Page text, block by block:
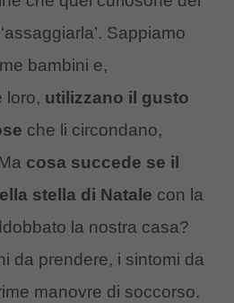
Sappiamo
bambini e,
loro, utilizzano il gusto
che li circondano,
cosa succede se il
stella di Natale con la
la nostra casa?
da prendere, i sintomi da
manovre di soccorso.